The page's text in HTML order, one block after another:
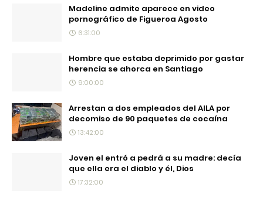
Madeline admite aparece en video
pornográfico de Figueroa Agosto
6:31:00
Hombre que estaba deprimido por gastar
herencia se ahorca en Santiago
9:00:00
Arrestan a dos empleados del AILA por
decomiso de 90 paquetes de cocaína
13:42:00
Joven el entró a pedrá a su madre: decía
que ella era el diablo y él, Dios
17:32:00